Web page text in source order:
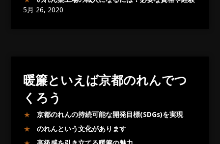
5月 26, 2020
暖簾といえば京都のれんでつ
くろう
京都のれんの持続可能な開発目標(SDGs)を実現
のれんという文化があります